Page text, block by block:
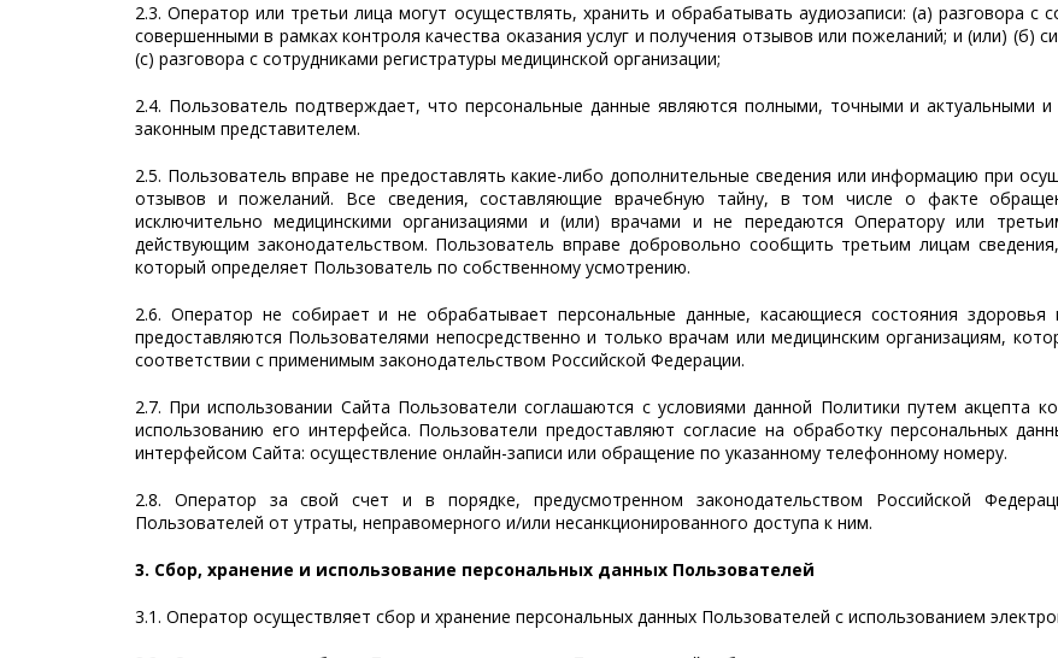
2.3. Оператор или третьи лица могут осуществлять, хранить и обрабатывать аудиозаписи: (а) разговора с
совершенными в рамках контроля качества оказания услуг и получения отзывов или пожеланий; и (или) (б)
(с) разговора с сотрудниками регистратуры медицинской организации;
2.4. Пользователь подтверждает, что персональные данные являются полными, точными и актуальными
законным представителем.
2.5. Пользователь вправе не предоставлять какие-либо дополнительные сведения или информацию при
отзывов и пожеланий. Все сведения, составляющие врачебную тайну, в том числе о факте
исключительно медицинскими организациями и (или) врачами и не передаются Оператору или
действующим законодательством. Пользователь вправе добровольно сообщить третьим лицам
который определяет Пользователь по собственному усмотрению.
2.6. Оператор не собирает и не обрабатывает персональные данные, касающиеся состояния
предоставляются Пользователями непосредственно и только врачам или медицинским организациям,
соответствии с применимым законодательством Российской Федерации.
2.7. При использовании Сайта Пользователи соглашаются с условиями данной Политики путем акцепта
использованию его интерфейса. Пользователи предоставляют согласие на обработку персональных
интерфейсом Сайта: осуществление онлайн-записи или обращение по указанному телефонному номеру.
2.8. Оператор за свой счет и в порядке, предусмотренном законодательством Российской
Пользователей от утраты, неправомерного и/или несанкционированного доступа к ним.
3. Сбор, хранение и использование персональных данных Пользователей
3.1. Оператор осуществляет сбор и хранение персональных данных Пользователей с использованием